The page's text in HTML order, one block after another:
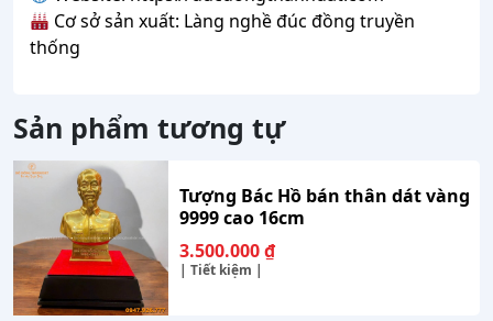
Cơ sở sản xuất: Làng nghề đúc đồng truyền
thống
Sản phẩm tương tự
Tượng Bác Hồ bán thân dát vàng
9999 cao 16cm
3.500.000₫
| Tiết kiệm |